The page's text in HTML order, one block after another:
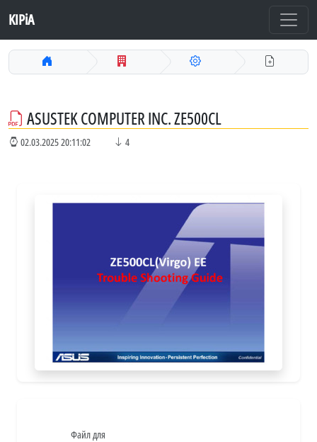
KIPiA
ASUSTEK COMPUTER INC. ZE500CL
02.03.2025 20:11:02 4
Файл для